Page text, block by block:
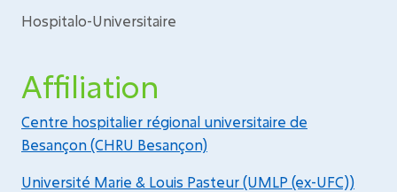
Hospitalo-Universitaire
Affiliation
Centre hospitalier régional universitaire de
Besançon (CHRU Besançon)
Université Marie & Louis Pasteur (UMLP (ex-UFC))